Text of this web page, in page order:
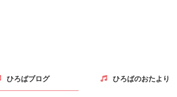
ひろばブログ ひろばのおたより